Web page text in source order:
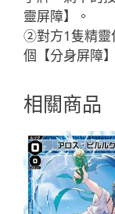
數
量
靈屏障】。
②對方1隻精靈
個【分身屏障
相關商品